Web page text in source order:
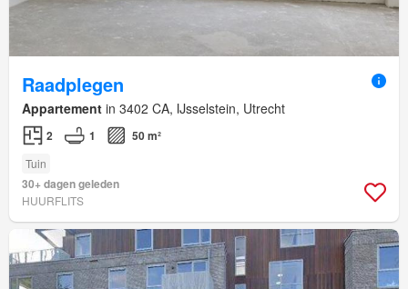
Raadplegen
Appartement in 3402 CA, IJsselstein, Utrecht
2 1 50 m²
Tuin
30+ dagen geleden
HUURFLITS